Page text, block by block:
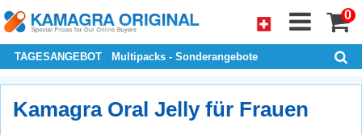
0
TAGESANGEBOT Multipacks - Sonderangebote
Kamagra Oral Jelly für Frauen